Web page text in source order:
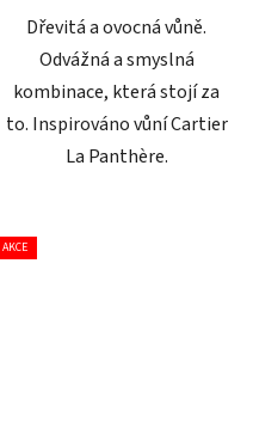
Dřevitá a ovocná vůně.
Odvážná a smyslná
kombinace, která stojí za
to. Inspirováno vůní Cartier
La Panthère.
AKCE